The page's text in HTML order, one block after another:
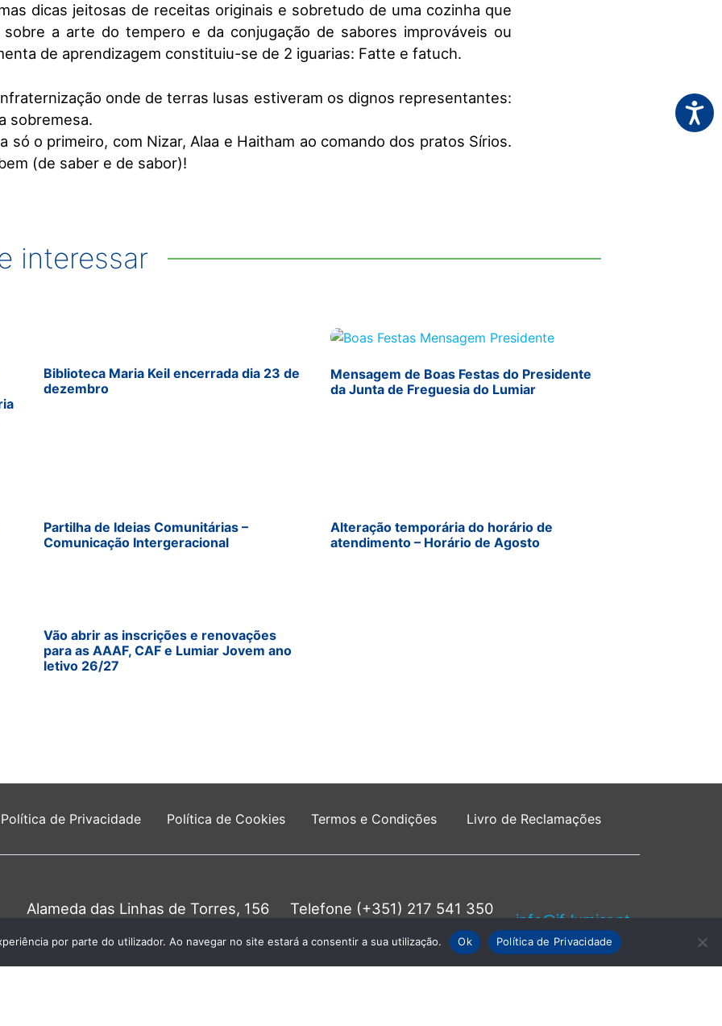
dicas jeitosas de receitas originais e sobretudo de uma cozinha que
a arte do tempero e da conjugação de sabores improváveis ou
de aprendizagem constituiu-se de 2 iguarias: ​Fatte e fatuch​.
onde de terras lusas estiveram os dignos representantes:
sobremesa.​
só o primeiro, com Nizar, Alaa e Haitham ao comando dos pratos Sírios.
(de saber e de sabor)​!​
interessar
Biblioteca Maria Keil encerrada dia 23 de
dezembro
Mensagem de Boas Festas do Presidente
da Junta de Freguesia do Lumiar
Partilha de Ideias Comunitárias –
Comunicação Intergeracional
Alteração temporária do horário de
atendimento – Horário de Agosto
Vão abrir as inscrições e renovações
para as AAAF, CAF e Lumiar Jovem ano
letivo 26/27
Política de Privacidade Política de Cookies Termos e Condições Livro de Reclamações
Alameda das Linhas de Torres, 156
Telefone (+351) 217 541 350
info@jf-lumiar.pt
por parte do utilizador. Ao navegar no site estará a consentir a sua utilização. Ok Política de Privacidade